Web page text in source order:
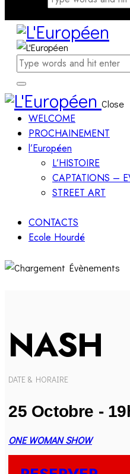
Close
WELCOME
PROCHAINEMENT
l’Européen
L’HISTOIRE
CAPTATIONS –
STREET ART
CONTACTS
Ecole Hourdé
NASH
DATE & HORAIRE
25 Octobre -
ONE WOMAN SHOW